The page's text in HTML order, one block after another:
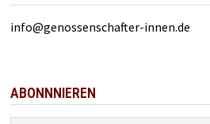
info@genossenschafter-innen.de
ABONNNIEREN